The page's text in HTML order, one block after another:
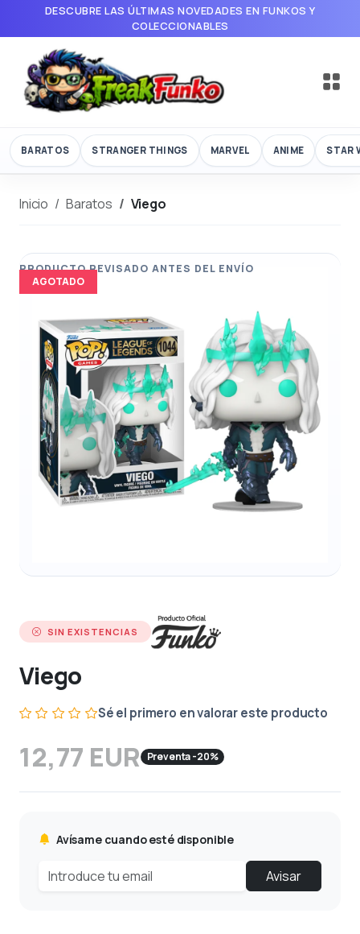
DESCUBRE LAS ÚLTIMAS NOVEDADES EN FUNKOS Y
COLECCIONABLES
BARATOS STRANGER THINGS MARVEL ANIME STAR
Inicio Baratos Viego
AGOTADO
SIN EXISTENCIAS
Viego
Sé el primero en valorar este producto
12,77 EUR Preventa -20%
Avísame cuando esté disponible
Avisar